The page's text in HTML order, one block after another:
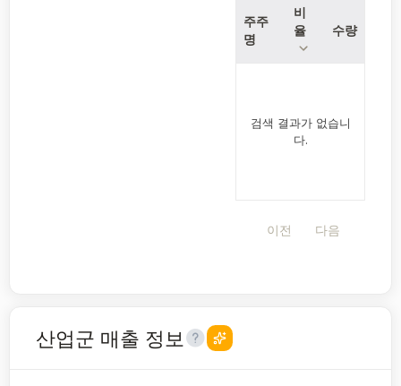
주주
명
비
율
수량
검색 결과가 없습니
다.
이전 다음
산업군 매출 정보